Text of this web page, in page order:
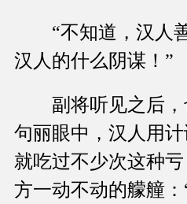
“不知道，汉人善
汉人的什么阴谋！”
副将听见之后，
句丽眼中，汉人用
就吃过不少次这种
方一动不动的艨艟